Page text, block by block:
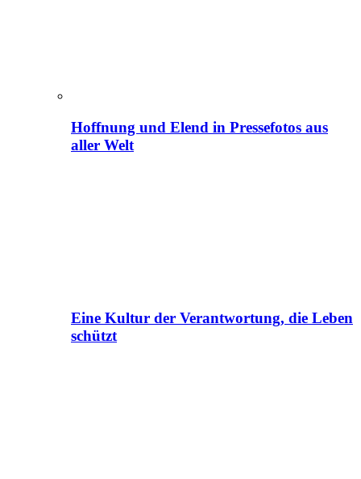
Hoffnung und Elend in Pressefotos aus
aller Welt
Eine Kultur der Verantwortung, die Leben
schützt